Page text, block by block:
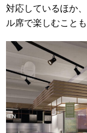
対応しているほか
ル席で楽しむことも